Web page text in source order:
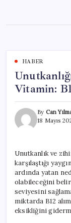
content
HABER
Vitamin:
By Can
18 Mayıs
Unutkanlık ve
karşılaştığı
ardında yatan
olabileceğini
seviyesini
miktarda B12
eksikliğini